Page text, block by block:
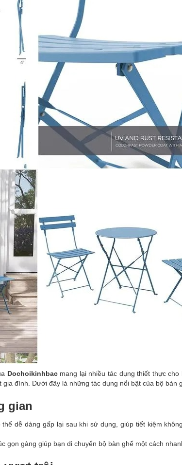
Dochoikinhbacmang lại nhiều tác dụng thiết thực cho
đình. Dưới đây là những tác dụng nổi bật của bộ bàn
gian
thể dễ dàng gấp lại sau khi sử dụng, giúp tiết kiệm
gọn gàng giúp bạn di chuyển bộ bàn ghế một cách